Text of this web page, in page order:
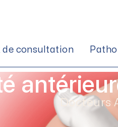
de consultation
Docteurs